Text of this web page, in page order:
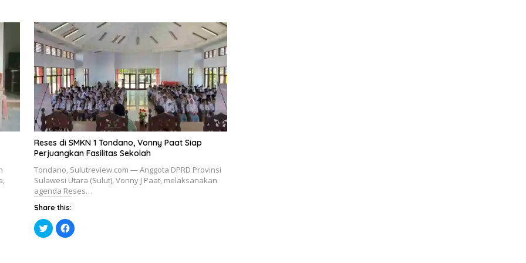
Reses di SMKN 1 Tondano, Vonny Paat Siap
Perjuangkan Fasilitas Sekolah
Tondano, Sulutreview.com — Anggota DPRD Provinsi
Sulawesi Utara (Sulut), Vonny J Paat, melaksanakan
agenda Reses…
Share this:
K
l
K
l